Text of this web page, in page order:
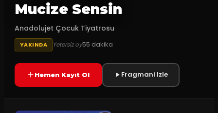
Mucize Sensin
Anadolujet Çocuk Tiyatrosu
YAKINDA Yetersiz oy55 dakika
Hemen Kayıt Ol Fragmani Izle